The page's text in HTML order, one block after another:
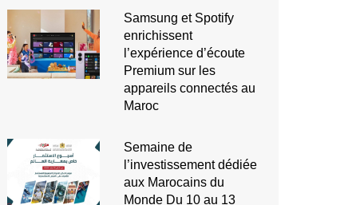
Samsung et Spotify
enrichissent
l’expérience d’écoute
Premium sur les
appareils connectés au
Maroc
Semaine de
l’investissement dédiée
aux Marocains du
Monde Du 10 au 13